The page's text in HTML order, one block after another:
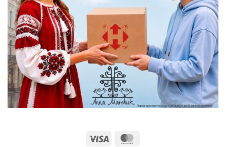
Visa